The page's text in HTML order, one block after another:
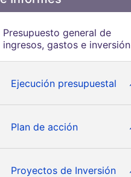
Presupuesto general de
ingresos, gastos e inversión
Ejecución presupuestal
Plan de acción
Proyectos de Inversión